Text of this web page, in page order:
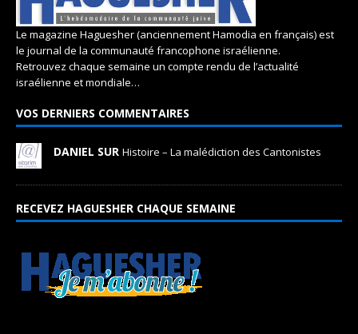
Le magazine Haguesher (anciennement Hamodia en français) est
le journal de la communauté francophone israélienne.
Retrouvez chaque semaine un compte rendu de l’actualité
israélienne et mondiale…
VOS DERNIERS COMMENTAIRES
DANIEL SUR Histoire – La malédiction des Cantonistes
RECEVEZ HAGUESHER CHAQUE SEMAINE